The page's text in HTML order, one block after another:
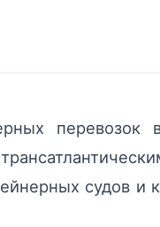
перевозок
судов и